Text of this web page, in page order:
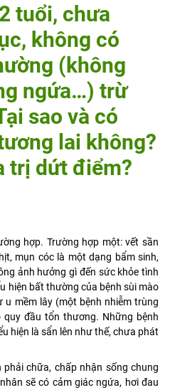
tuổi, chưa
không có
(không
ngứa…) trừ
sao và có
lai không?
trị dứt điểm?
hợp. Trường hợp một: vết sần
mụn cóc là một dạng bẩm sinh,
ảnh hưởng gì đến sức khỏe tình
hiện bất thường của bệnh sùi mào
u mềm lây (một bệnh nhiễm trùng
đầu tổn thương. Những bệnh
hiện là sẩn lên như thế, chưa phát
chữa, chấp nhận sống chung
sẽ có cảm giác ngứa, hơi đau